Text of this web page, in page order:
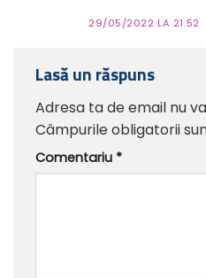
29/05/2022 LA 21:52
Lasă un răspuns
Adresa ta de email nu
Câmpurile obligatorii
Comentariu *